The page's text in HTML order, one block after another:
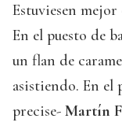
Estuviesen
En el puesto de
un flan de
asistiendo. En el
precise- Martín